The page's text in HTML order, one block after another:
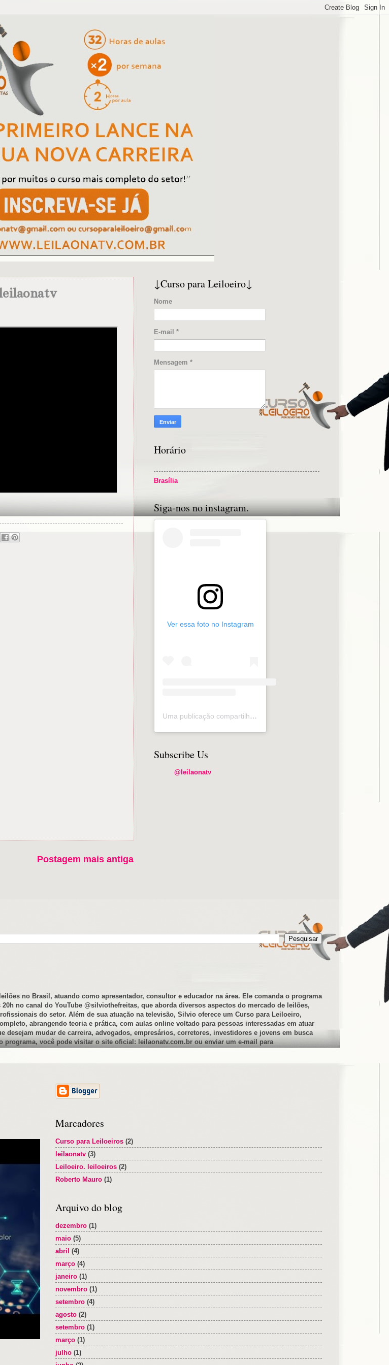
Postagem mais antiga
↓Curso para Leiloeiro↓
Nome
E-mail *
Mensagem *
Horário
Brasília
Siga-nos no instagram.
Ver essa foto no Instagram
Uma publicação compartilhada por Silvio de Freitas (@leilaonatv_)
Subscribe Us
@leilaonatv
no Brasil, atuando como apresentador, consultor e educador na área. Ele comanda o programa
no canal do YouTube @silviothefreitas, que aborda diversos aspectos do mercado de leilões,
do setor. Além de sua atuação na televisão, Silvio oferece um Curso para Leiloeiro,
abrangendo teoria e prática, com aulas online voltado para pessoas interessadas em atuar
mudar de carreira, advogados, empresários, corretores, investidores e jovens em busca
você pode visitar o site oficial: leilaonatv.com.br ou enviar um e-mail para
Marcadores
Curso para Leiloeiros (2)
leilaonatv (3)
Leiloeiro. leiloeiros (2)
Roberto Mauro (1)
Arquivo do blog
dezembro (1)
maio (5)
abril (4)
março (4)
janeiro (1)
novembro (1)
setembro (4)
agosto (2)
setembro (1)
março (1)
julho (1)